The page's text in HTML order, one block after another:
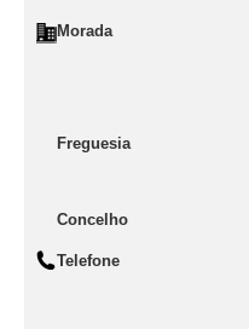
Morada
Freguesia
Concelho
Telefone